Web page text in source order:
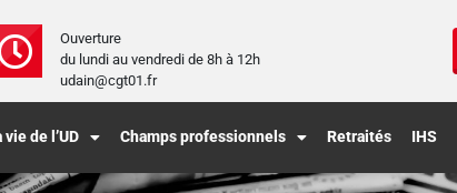
Ouverture
du lundi au vendredi de 8h à 12h
udain@cgt01.fr
vie de l’UD Champs professionnels Retraités IHS